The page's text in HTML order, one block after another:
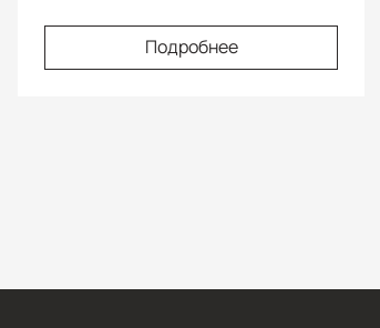
Подробнее